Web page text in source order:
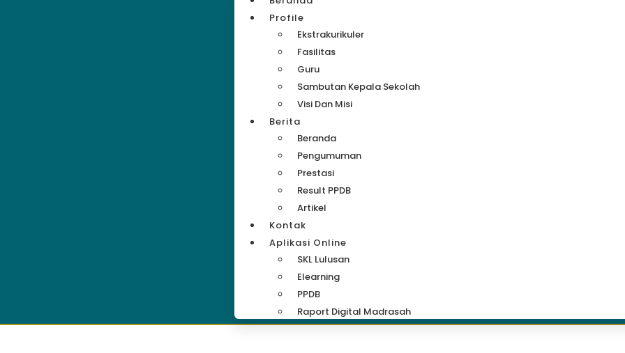
Profile
Ekstrakurikuler
Fasilitas
Guru
Sambutan Kepala Sekolah
Visi Dan Misi
Berita
Beranda
Pengumuman
Prestasi
Result PPDB
Artikel
Kontak
Aplikasi Online
SKL Lulusan
Elearning
PPDB
Raport Digital Madrasah